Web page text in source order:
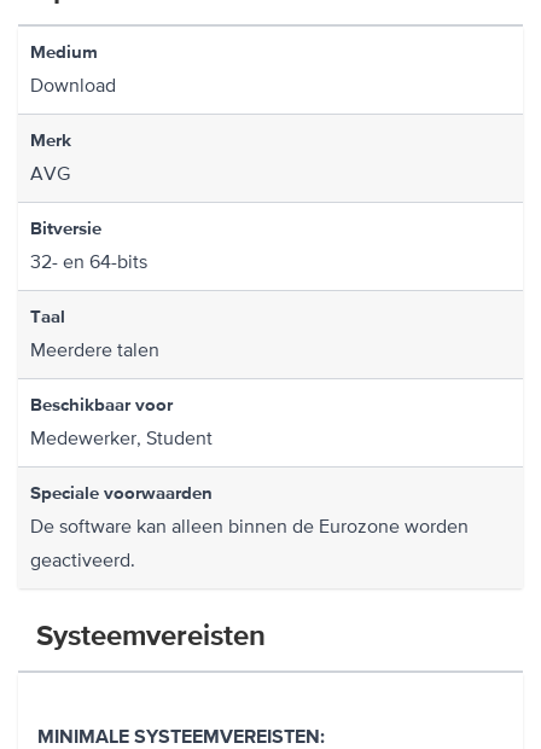
Medium
Download
Merk
AVG
Bitversie
32- en 64-bits
Taal
Meerdere talen
Beschikbaar voor
Medewerker, Student
Speciale voorwaarden
De software kan alleen binnen de Eurozone worden
geactiveerd.
Systeemvereisten
MINIMALE SYSTEEMVEREISTEN: